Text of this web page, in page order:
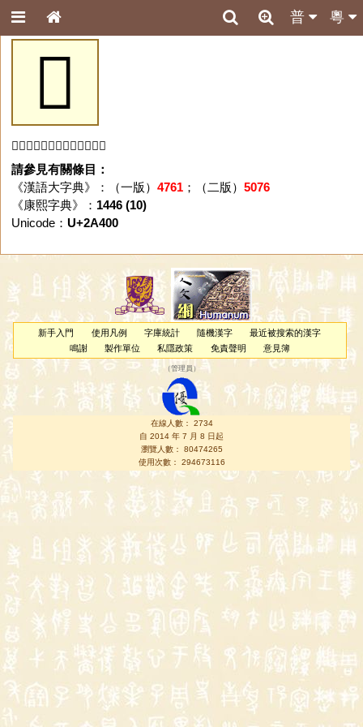
粵
普
𪐀
「𪐀」字未收錄於本資料庫。
請參見有關條目：
《漢語大字典》：（一版） 4761；（二版） 5076
《康熙字典》： 1446 (10)
Unicode： U+2A400
新手入門 使用凡例 字庫統計 隨機漢字
最近被搜索的漢字
鳴謝
製作單位 私隱政策 免責聲明 意見簿
（管理員 ）
在線人數： 2734
自 2014 年 7 月 8 日起
瀏覽人數： 80474265
使用次數： 294673116